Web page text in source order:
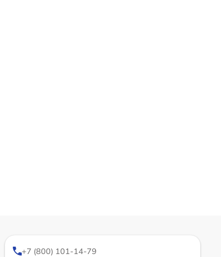
+7 (800) 101-14-79